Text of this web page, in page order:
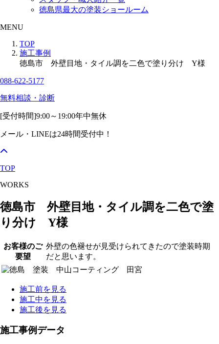
徳島県最大の塗装ショールーム
MENU
TOP
施工事例
徳島市 外壁目地・タイル調を二色で塗り分け Y様
088-622-5177
無料相談・診断
[受付時間]9:00～19:00年中無休
メール・LINEは24時間受付中！
TOP
WORKS
徳島市 外壁目地・タイル調を二色で塗
り分け Y様
お客様のご
要望
外壁の色褪せが見受けられてきたので塗装時期
だと思います。
施工前を見る
施工中を見る
施工後を見る
施工事例データ